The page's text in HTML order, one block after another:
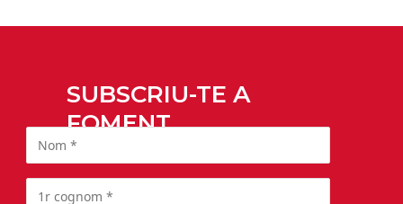
SUBSCRIU-TE A
FOMENT